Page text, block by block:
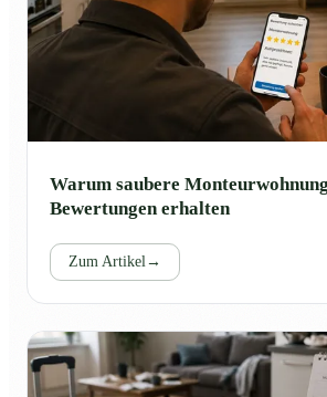
Warum saubere
Bewertungen erhalten
Zum Artikel →